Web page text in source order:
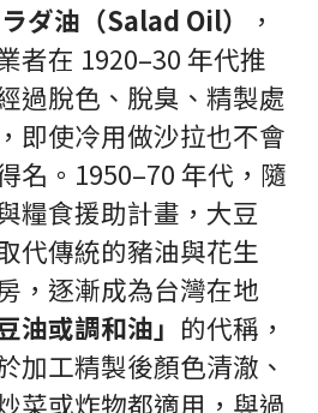
ダ油（Salad Oil）
，
者在 1920–30 年代推
過脫色、脫臭、精製處
即使冷用做沙拉也不會
名。1950–70 年代，隨
糧食援助計畫，大豆
代傳統的豬油與花生
，逐漸成為台灣在地
油或調和油」 的代稱，
加工精製後顏色清澈、
菜或炸物都適用，與過